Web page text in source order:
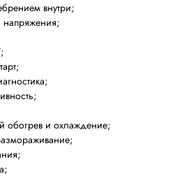
внутри;
обогрев и охлаждение;